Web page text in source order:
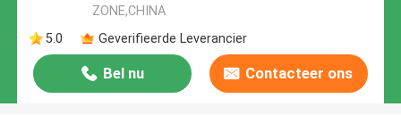
ZONE,CHINA
5.0
Geverifieerde Leverancier
Bel nu Contacteer ons